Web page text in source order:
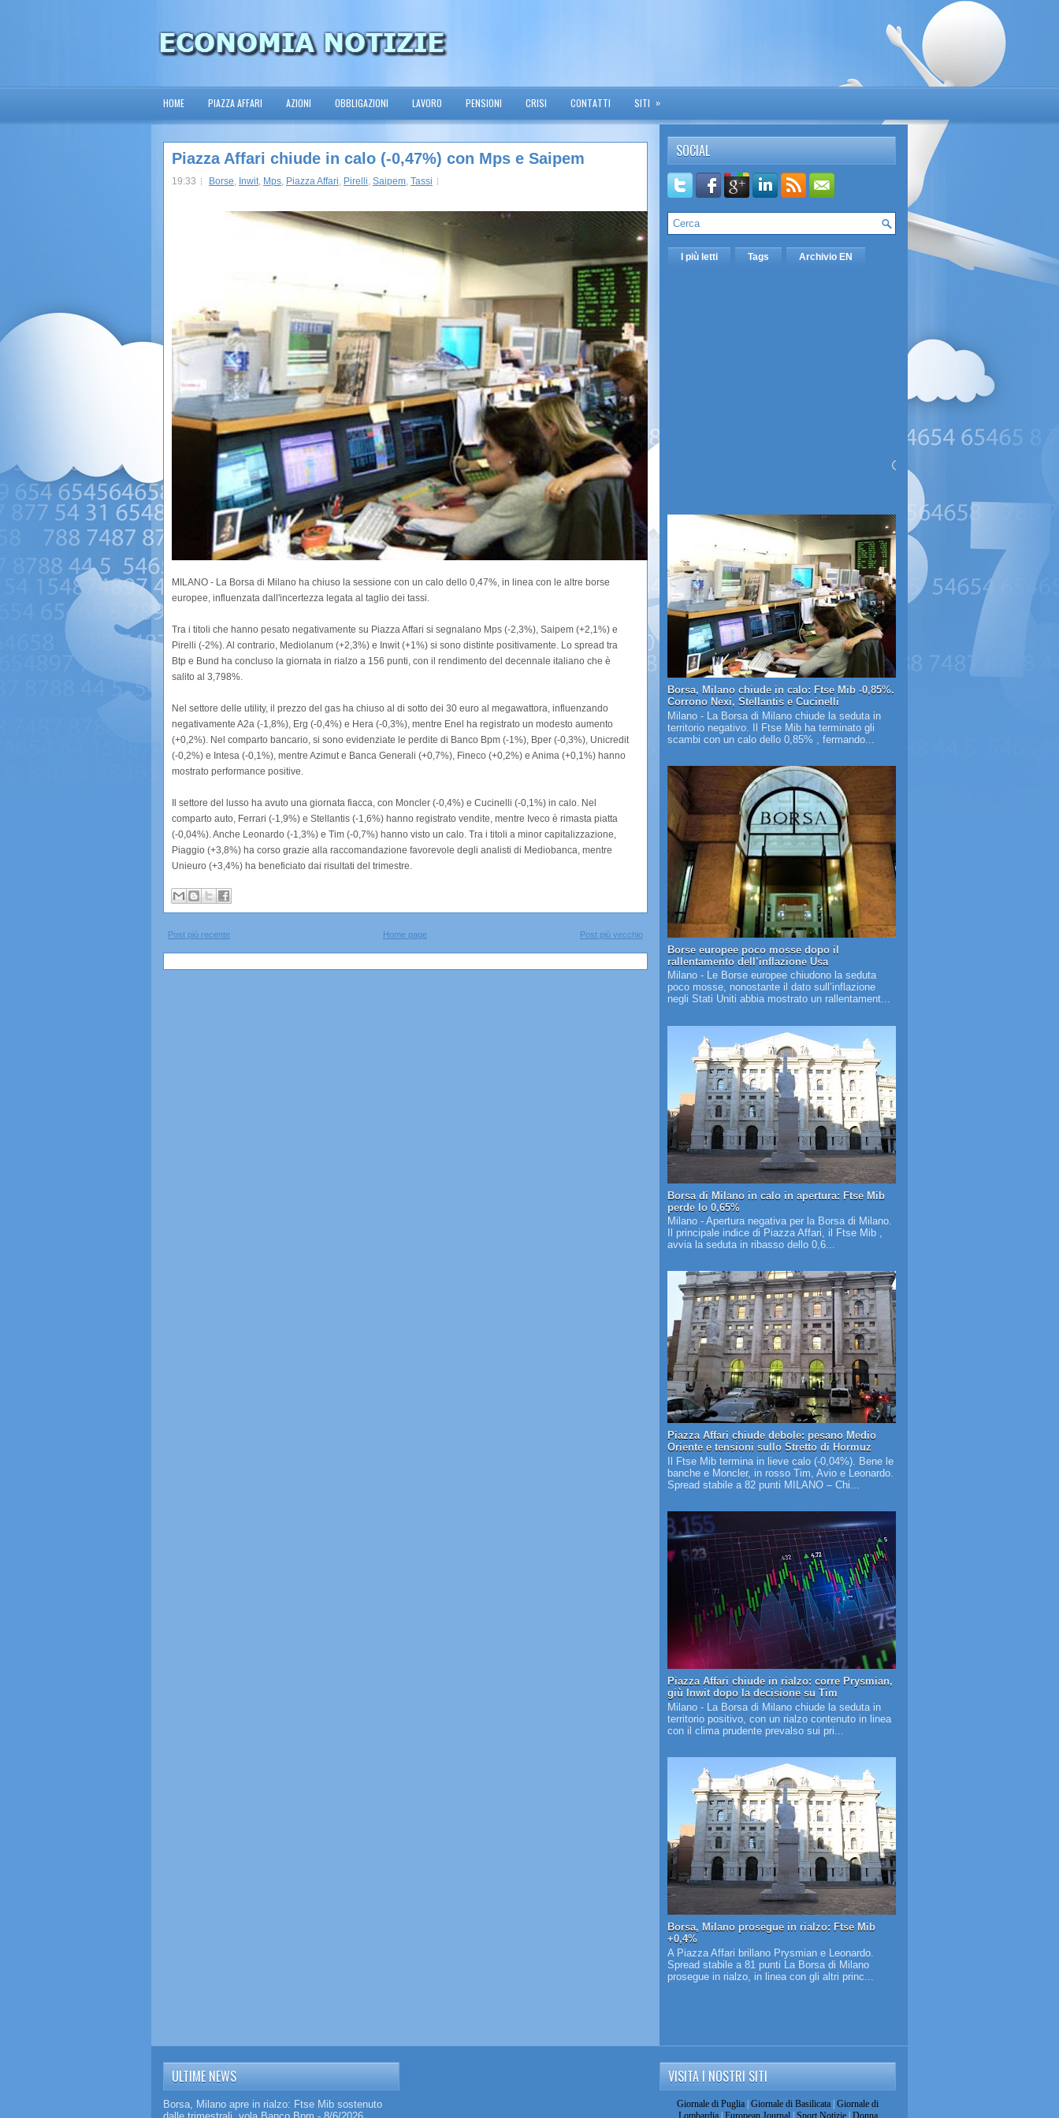
HOME PIAZZA AFFARI AZIONI OBBLIGAZIONI LAVORO PENSIONI CRISI CONTATTI SITI »
Piazza Affari chiude in calo (-0,47%) con Mps e Saipem
19:33 Borse, Inwit, Mps, Piazza Affari, Pirelli, Saipem, Tassi
MILANO - La Borsa di Milano ha chiuso la sessione con un calo dello 0,47%, in linea con le altre borse
europee, influenzata dall'incertezza legata al taglio dei tassi.
Tra i titoli che hanno pesato negativamente su Piazza Affari si segnalano Mps (-2,3%), Saipem (+2,1%) e
Pirelli (-2%). Al contrario, Mediolanum (+2,3%) e Inwit (+1%) si sono distinte positivamente. Lo spread tra
Btp e Bund ha concluso la giornata in rialzo a 156 punti, con il rendimento del decennale italiano che è
salito al 3,798%.
Nel settore delle utility, il prezzo del gas ha chiuso al di sotto dei 30 euro al megawattora, influenzando
negativamente A2a (-1,8%), Erg (-0,4%) e Hera (-0,3%), mentre Enel ha registrato un modesto aumento
(+0,2%). Nel comparto bancario, si sono evidenziate le perdite di Banco Bpm (-1%), Bper (-0,3%), Unicredit
(-0,2%) e Intesa (-0,1%), mentre Azimut e Banca Generali (+0,7%), Fineco (+0,2%) e Anima (+0,1%) hanno
mostrato performance positive.
Il settore del lusso ha avuto una giornata fiacca, con Moncler (-0,4%) e Cucinelli (-0,1%) in calo. Nel
comparto auto, Ferrari (-1,9%) e Stellantis (-1,6%) hanno registrato vendite, mentre Iveco è rimasta piatta
(-0,04%). Anche Leonardo (-1,3%) e Tim (-0,7%) hanno visto un calo. Tra i titoli a minor capitalizzazione,
Piaggio (+3,8%) ha corso grazie alla raccomandazione favorevole degli analisti di Mediobanca, mentre
Unieuro (+3,4%) ha beneficiato dai risultati del trimestre.
Post più recente Post più vecchio
Home page
SOCIAL
I più letti Tags Archivio EN
Borsa, Milano chiude in calo: Ftse Mib -0,85%.
Corrono Nexi, Stellantis e Cucinelli
Milano - La Borsa di Milano chiude la seduta in
territorio negativo. Il Ftse Mib ha terminato gli
scambi con un calo dello 0,85% , fermando...
Borse europee poco mosse dopo il
rallentamento dell’inflazione Usa
Milano - Le Borse europee chiudono la seduta
poco mosse, nonostante il dato sull’inflazione
negli Stati Uniti abbia mostrato un rallentament...
Borsa di Milano in calo in apertura: Ftse Mib
perde lo 0,65%
Milano - Apertura negativa per la Borsa di Milano.
Il principale indice di Piazza Affari, il Ftse Mib ,
avvia la seduta in ribasso dello 0,6...
Piazza Affari chiude debole: pesano Medio
Oriente e tensioni sullo Stretto di Hormuz
Il Ftse Mib termina in lieve calo (-0,04%). Bene le
banche e Moncler, in rosso Tim, Avio e Leonardo.
Spread stabile a 82 punti MILANO – Chi...
Piazza Affari chiude in rialzo: corre Prysmian,
giù Inwit dopo la decisione su Tim
Milano - La Borsa di Milano chiude la seduta in
territorio positivo, con un rialzo contenuto in linea
con il clima prudente prevalso sui pri...
Borsa, Milano prosegue in rialzo: Ftse Mib
+0,4%
A Piazza Affari brillano Prysmian e Leonardo.
Spread stabile a 81 punti La Borsa di Milano
prosegue in rialzo, in linea con gli altri princ...
ULTIME NEWS
Borsa, Milano apre in rialzo: Ftse Mib sostenuto
VISITA I NOSTRI SITI
Giornale di Puglia | Giornale di Basilicata | Giornale di
Lombardia| European Journal| Sport Notizie| Donna